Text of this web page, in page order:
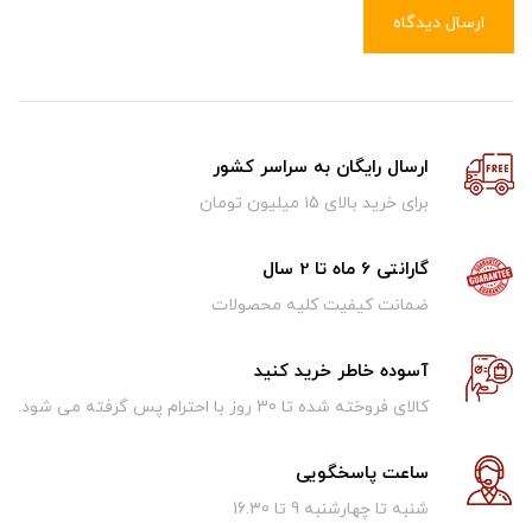
ارسال دیدگاه
ارسال رایگان به سراسر کشور
برای خرید بالای ۱5 میلیون تومان
گارانتی 6 ماه تا 2 سال
ضمانت کیفیت کلیه محصولات
آسوده خاطر خرید کنید
کالای فروخته شده تا 30 روز با احترام پس گرفته می شود.
ساعت پاسخگویی
شنبه تا چهارشنبه 9 تا 16.30